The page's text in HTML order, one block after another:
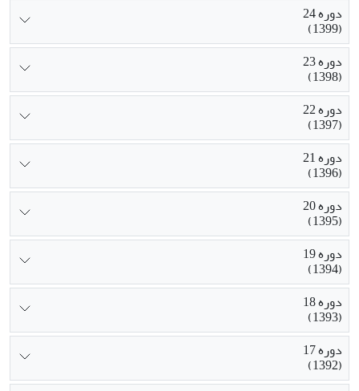
دوره 24
(1399)
دوره 23
(1398)
دوره 22
(1397)
دوره 21
(1396)
دوره 20
(1395)
دوره 19
(1394)
دوره 18
(1393)
دوره 17
(1392)